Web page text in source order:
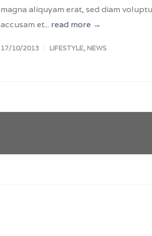
magna aliquyam erat, sed diam
accusam et... read more →
17/10/2013 LIFESTYLE, NEWS